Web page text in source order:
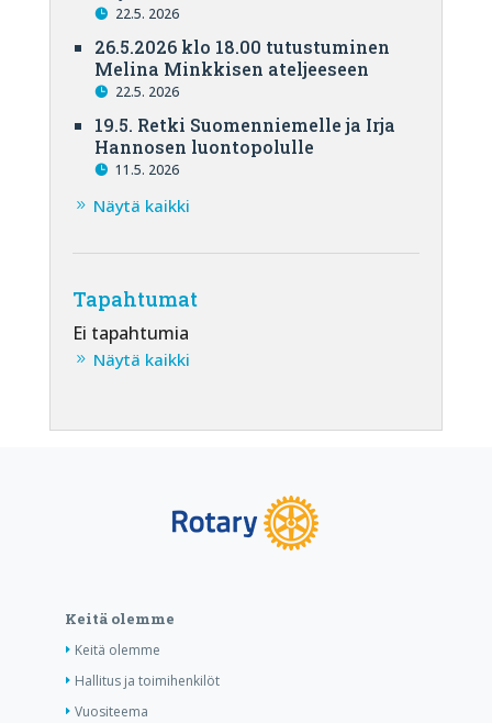
22.5. 2026
26.5.2026 klo 18.00 tutustuminen
Melina Minkkisen ateljeeseen
22.5. 2026
19.5. Retki Suomenniemelle ja Irja
Hannosen luontopolulle
11.5. 2026
Näytä kaikki
Tapahtumat
Ei tapahtumia
Näytä kaikki
Keitä olemme
Keitä olemme
Hallitus ja toimihenkilöt
Vuositeema